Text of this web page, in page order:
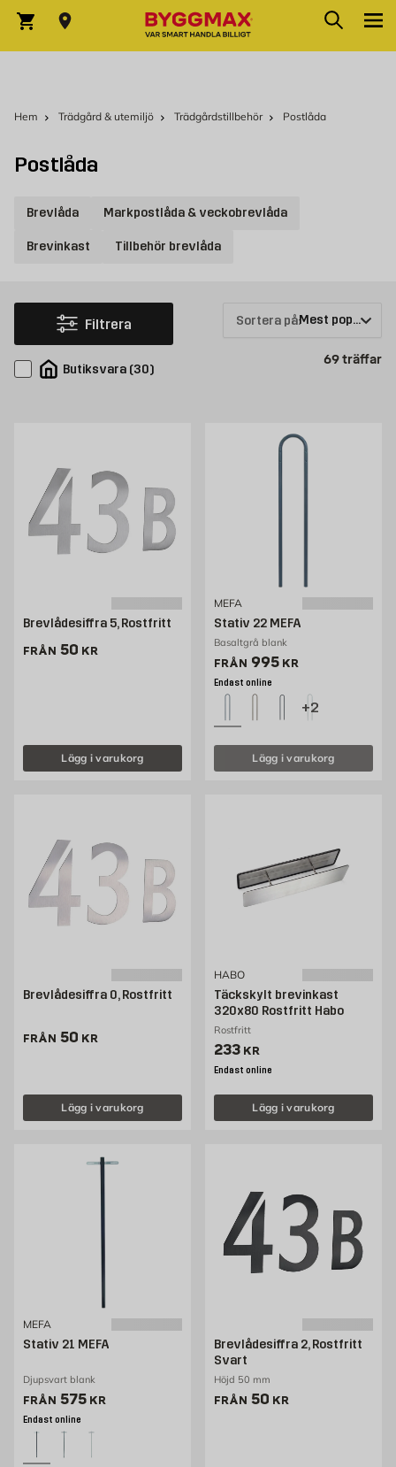
Varukorg Sök
Hem Trädgård & utemiljö Trädgårdstillbehör Postlåda
Postlåda
Brevlåda Markpostlåda & veckobrevlåda
Brevinkast Tillbehör brevlåda
Filtrera
Butiksvara (30)
Sortera på:
69träffar
Brevlådesiffra 5, Rostfritt
FRÅN Pris 50 kr
50 KR
Lägg i varukorg
MEFA
Stativ 22 MEFA
Basaltgrå blank
FRÅN Pris 949 kr
995 KR
Endast online
+2
Lägg i varukorg
Brevlådesiffra 0, Rostfritt
FRÅN Pris 50 kr
50 KR
Lägg i varukorg
HABO
Täckskylt brevinkast
320x80 Rostfritt Habo
Rostfritt
Pris 233 kr
233 KR
Endast online
Lägg i varukorg
MEFA
Stativ 21 MEFA
Djupsvart blank
FRÅN Pris 575 kr
575 KR
Endast online
Brevlådesiffra 2, Rostfritt
Svart
Höjd 50 mm
FRÅN Pris 50 kr
50 KR